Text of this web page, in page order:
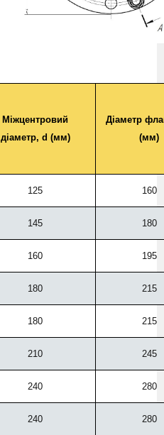
Міжцентровий
діаметр, d (мм)
Діаметр
(мм)
125 160
145 180
160 195
180 215
180 215
210 245
240 280
240 280